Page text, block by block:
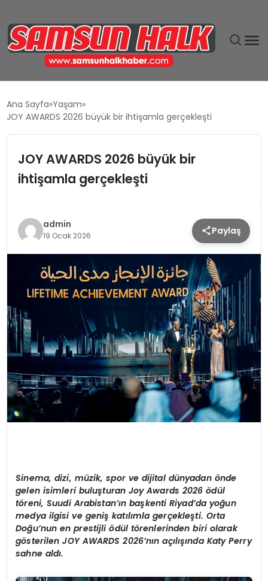
EKONOMI
GÜNDEM
MAGAZIN
SIYASET
SPOR
TEKNOLOJI
YAŞAM
Ana Sayfa Yaşam
JOY AWARDS 2026 büyük bir ihtişamla gerçekleşti
JOY AWARDS 2026 büyük bir
ihtişamla gerçekleşti
admin
19 Ocak 2026 Paylaş
Sinema, dizi, müzik, spor ve dijital dünyadan önde
gelen isimleri buluşturan Joy Awards 2026 ödül
töreni, Suudi Arabistan’ın başkenti Riyad’da yoğun
medya ilgisi ve geniş katılımla gerçekleşti. Orta
Doğu’nun en prestijliödül törenlerinden biri olarak
gösterilen JOY AWARDS 2026’nın açılışında Katy Perry
sahne aldı.